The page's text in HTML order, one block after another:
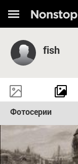
fish
Фотосерии